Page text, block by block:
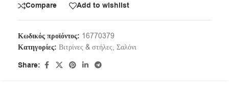
Compare Add to wishlist
Κωδικός προϊόντος: 16770379
Κατηγορίες: Βιτρίνες & στήλες, Σαλόνι
Share: